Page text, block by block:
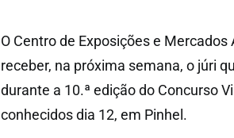
O Centro de Exposições e
receber, na próxima semana, o júri
durante a 10.ª edição do Concurso
conhecidos dia 12, em Pinhel.